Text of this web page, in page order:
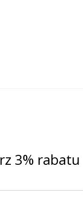
3% rabatu